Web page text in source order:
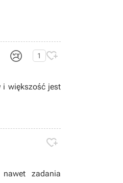
😢 1 
i większość jest

zadania